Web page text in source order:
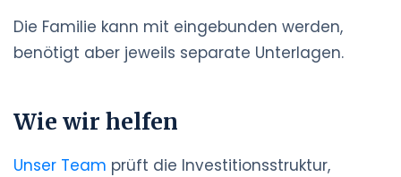
Die Familie kann mit eingebunden werden,
benötigt aber jeweils separate Unterlagen.
Wie wir helfen
Unser Team prüft die Investitionsstruktur,